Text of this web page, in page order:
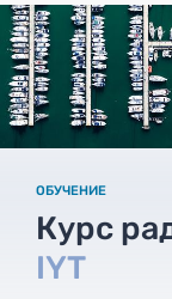
ОБУЧЕНИЕ
Курс
IYT